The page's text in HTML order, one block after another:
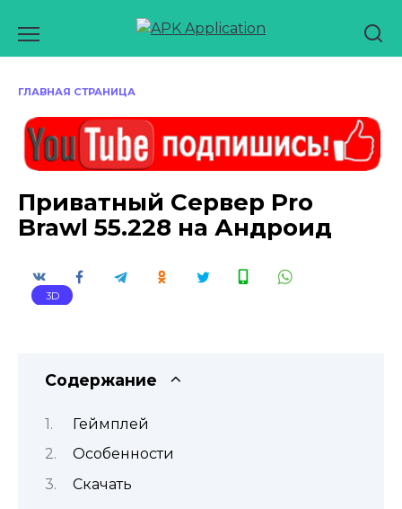
содержанию
ГЛАВНАЯ СТРАНИЦА
Приватный Сервер Pro
Brawl 55.228 на Андроид
3D
Содержание
Геймплей
Особенности
Скачать